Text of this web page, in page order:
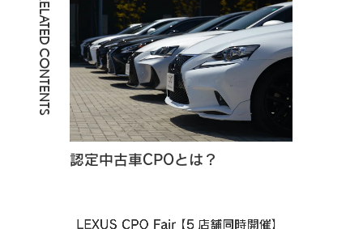
RELATED CONTENTS
認定中古車CPOとは？